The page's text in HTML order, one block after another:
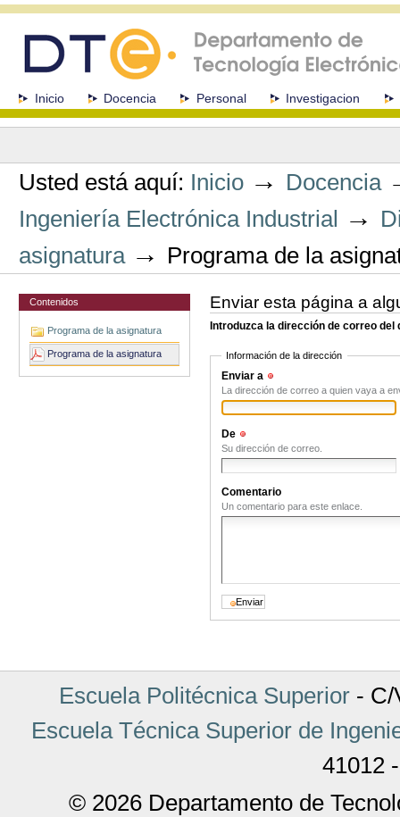
navegación
SeccionesInicio Docencia Personal Investigacion
Herramientas
Usted está aquí: Inicio → Docencia
Ingeniería Electrónica Industrial →
asignatura → Programa de la
Contenidos
Programa de la asignatura
Programa de la asignatura
Enviar esta página a
Introduzca la dirección de correo
Información de la dirección
Enviar a
La dirección de correo a quien vaya a
De
Su dirección de correo.
Comentario
Un comentario para este enlace.
Escuela Politécnica Superior- C/
Escuela Técnica Superior de
41012
© 2026 Departamento de